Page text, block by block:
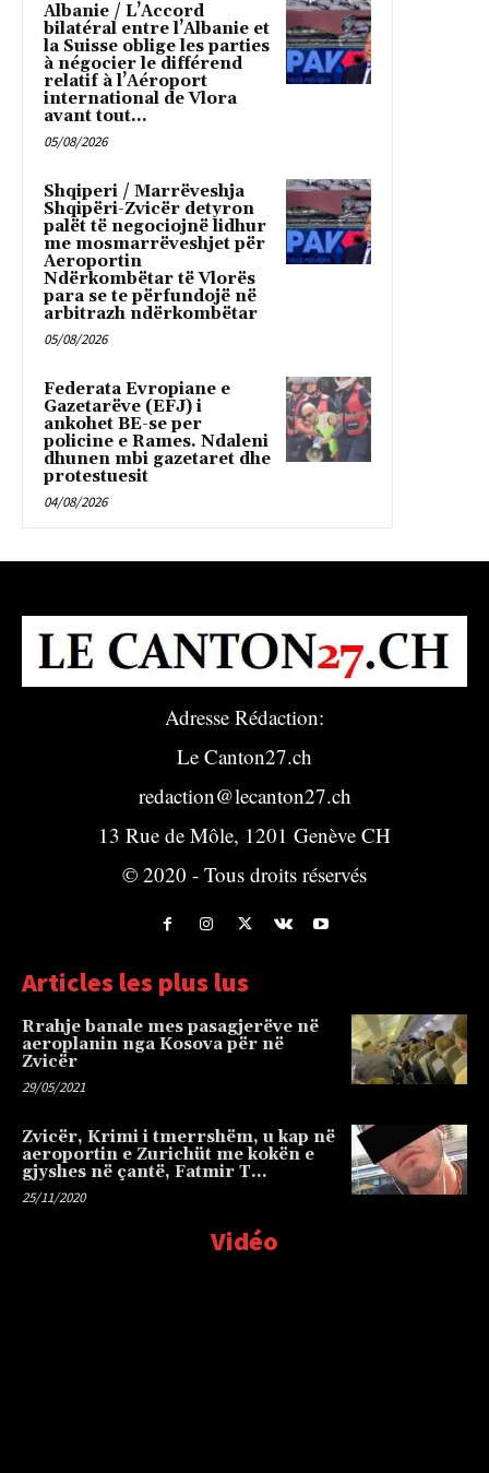
Albanie / L’Accord
bilatéral entre l’Albanie et
la Suisse oblige les parties
à négocier le différend
relatif à l’Aéroport
international de Vlora
avant tout...
05/08/2026
Shqiperi / Marrëveshja
Shqipëri-Zvicër detyron
palët të negociojnë lidhur
me mosmarrëveshjet për
Aeroportin
Ndërkombëtar të Vlorës
para se te përfundojë në
arbitrazh ndërkombëtar
05/08/2026
Federata Evropiane e
Gazetarëve (EFJ) i
ankohet BE-se per
policine e Rames. Ndaleni
dhunen mbi gazetaret dhe
protestuesit
04/08/2026
Adresse Rédaction:
Le Canton27.ch
redaction@lecanton27.ch
13 Rue de Môle, 1201 Genève CH
© 2020 - Tous droits réservés
Articles les plus lus
Rrahje banale mes pasagjerëve në
aeroplanin nga Kosova për në
Zvicër
29/05/2021
Zvicër, Krimi i tmerrshëm, u kap në
aeroportin e Zurichüt me kokën e
gjyshes në çantë, Fatmir T…
25/11/2020
Vidéo